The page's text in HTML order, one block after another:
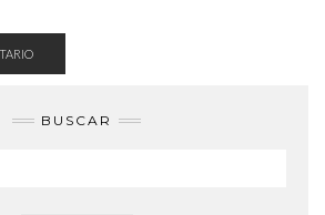
BUSCAR